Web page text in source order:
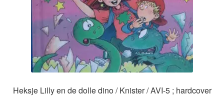
Heksje Lilly en de dolle dino / Knister / AVI-5 ; hardcover